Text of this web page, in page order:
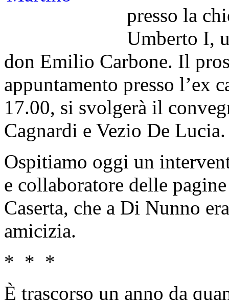
presso la
Umberto I,
don Emilio Carbone. Il
appuntamento presso l’ex
17.00, si svolgerà il
Cagnardi e Vezio De Lucia.
Ospitiamo oggi un
e collaboratore delle
Caserta, che a Di Nunno
amicizia.
* * *
È trascorso un anno da